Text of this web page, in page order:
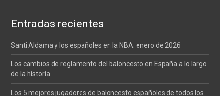
entradas
Entradas recientes
Santi Aldama y los españoles en la NBA: enero de 2026
Los cambios de reglamento del baloncesto en España a lo largo
de la historia
Los 5 mejores jugadores de baloncesto españoles de todos los